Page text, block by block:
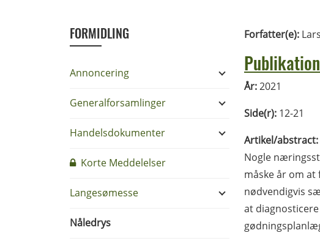
FORMIDLING
Annoncering
Generalforsamlinger
Handelsdokumenter
Korte Meddelelser
Langesømesse
Nåledrys
Forfatter(e):
År:2021
Side(r): 12-21
Artikel/abstract:
Nogle
måske år om
nødvendigvis
at